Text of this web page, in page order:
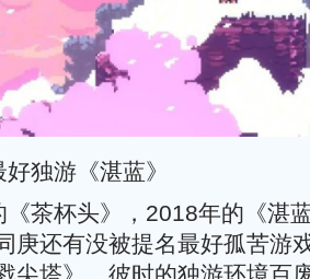
独游《湛蓝》
《茶杯头》，2018年的《湛
庚还有没被提名最好孤苦游